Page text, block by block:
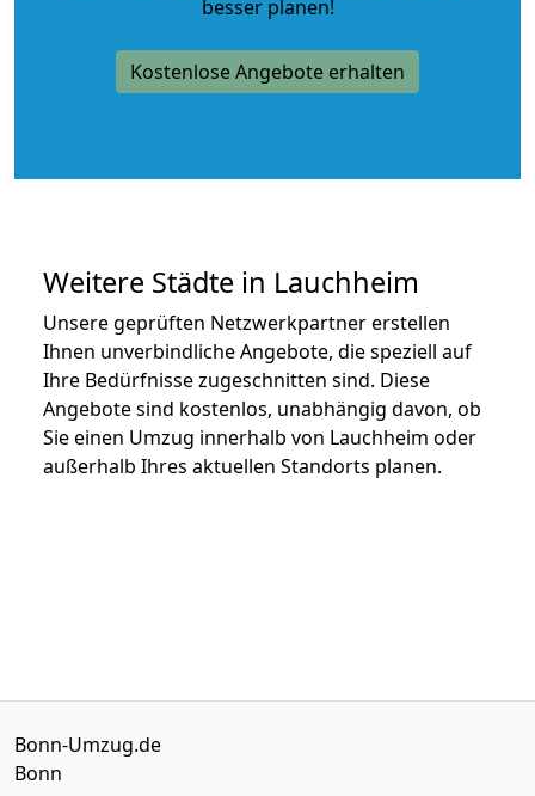
besser planen!
Kostenlose Angebote erhalten
Weitere Städte in Lauchheim
Unsere geprüften Netzwerkpartner erstellen
Ihnen unverbindliche Angebote, die speziell auf
Ihre Bedürfnisse zugeschnitten sind. Diese
Angebote sind kostenlos, unabhängig davon, ob
Sie einen Umzug innerhalb von Lauchheim oder
außerhalb Ihres aktuellen Standorts planen.
Bonn-Umzug.de
Bonn